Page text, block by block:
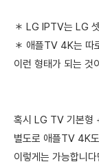
＊ LG IPTV는 LG
＊ 애플TV 4K는 따
이런 형태가 되는 것
혹시 LG TV 기본형
별도로 애플TV 4K
이렇게는 가능합니